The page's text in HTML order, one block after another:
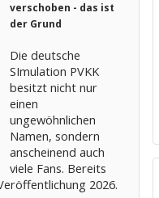
verschoben - das ist
der Grund
Die deutsche
SImulation PVKK
besitzt nicht nur
einen
ungewöhnlichen
Namen, sondern
anscheinend auch
viele Fans. Bereits
2026.